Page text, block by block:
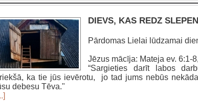
DIEVS, KAS REDZ
Pārdomas Lielai lūdzamai
Jēzus mācīja: Mateja ev. 6:1-
“Sargieties darīt labos
ka tie jūs ievērotu, jo tad jums nebūs
debesu Tēva."